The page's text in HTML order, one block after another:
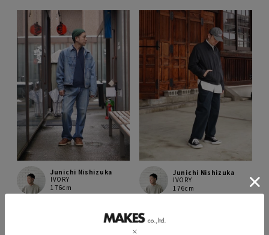
Junichi Nishizuka
IVORY
176cm
Junichi Nishizuka
IVORY
176cm